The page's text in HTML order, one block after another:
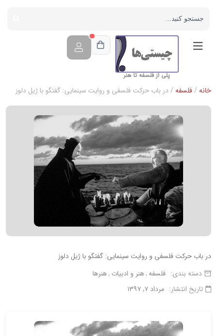
پلی از فلسفه تا هنر
خانه /فلسفه / در باب حرکت فلسفی و روایت سینمایی: گفتگو با ژیل دلوز
در باب حرکت فلسفی و روایت سینمایی: گفتگو با ژیل دلوز
دسته بندی: فلسفه هنر و ادبیات هنرها
تاریخ انتشار: مرداد ۷, ۱۳۹۷